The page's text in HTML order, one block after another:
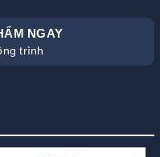
NGAY
trình